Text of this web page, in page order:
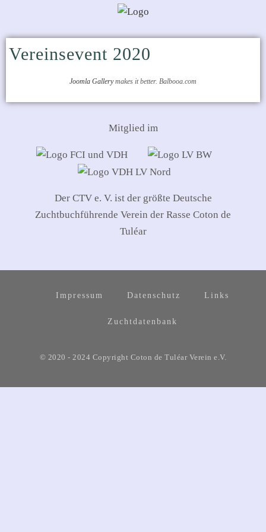
Vereinsevent 2020
Joomla Gallerymakes it better. Balbooa.com
Mitglied im
Der CTV e. V. ist der größte Deutsche
Zuchtbuchführende Verein der Rasse Coton de
Tuléar
Impressum Datenschutz Links
Zuchtdatenbank
© 2020 - 2024 Copyright Coton de Tuléar Verein e.V.